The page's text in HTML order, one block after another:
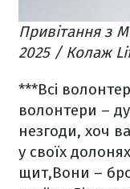
Привітання з
2025 / Колаж
***Всі
волонтери –
незгоди, хоч
у своїх
щит,Вони –